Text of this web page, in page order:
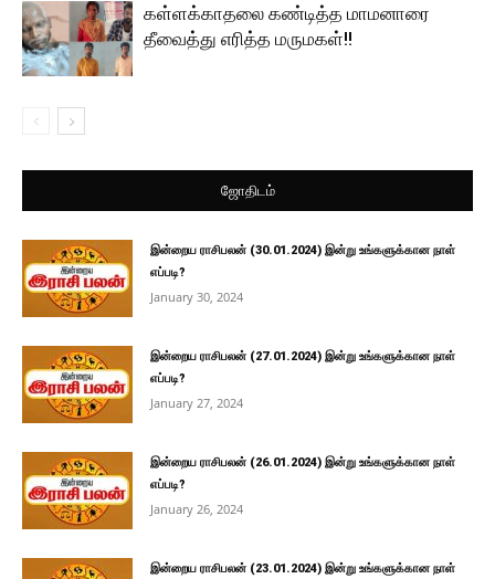
கள்ளக்காதலை கண்டித்த மாமனாரை
தீவைத்து எரித்த மருமகள்!!
ஜோதிடம்
இன்றைய ராசிபலன் (30.01.2024) இன்று உங்களுக்கான நாள்
எப்படி?
January 30, 2024
இன்றைய ராசிபலன் (27.01.2024) இன்று உங்களுக்கான நாள்
எப்படி?
January 27, 2024
இன்றைய ராசிபலன் (26.01.2024) இன்று உங்களுக்கான நாள்
எப்படி?
January 26, 2024
இன்றைய ராசிபலன் (23.01.2024) இன்று உங்களுக்கான நாள்